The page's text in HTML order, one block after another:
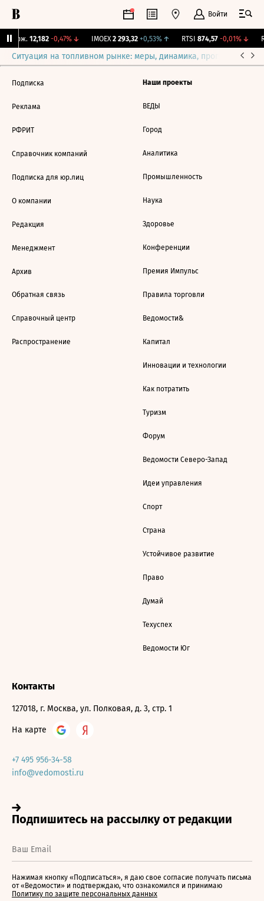
Войти
Бирж. 12,182 -0,47%↓ IMOEX 2 293,32 +0,53%↑ RTSI 874,57 -0,01%↓
Ситуация на топливном рынке: меры, динамика, прогнозы
Подписка
Реклама
РФРИТ
Справочник компаний
Подписка для юр.лиц
О компании
Редакция
Менеджмент
Архив
Обратная связь
Справочный центр
Распространение
Наши проекты
ВЕДЫ
Город
Аналитика
Промышленность
Наука
Здоровье
Конференции
Премия Импульс
Правила торговли
Ведомости&
Капитал
Инновации и технологии
Как потратить
Туризм
Форум
Ведомости Северо-Запад
Идеи управления
Спорт
Страна
Устойчивое развитие
Право
Думай
Техуспех
Ведомости Юг
Контакты
127018, г. Москва, ул. Полковая, д. 3, стр. 1
На карте
+7 495 956-34-58
info@vedomosti.ru
Нажимая кнопку «Подписаться», я даю свое согласие получать письма
от «Ведомости» и подтверждаю, что ознакомился и принимаю
Политику по защите персональных данных